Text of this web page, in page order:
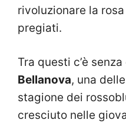
rivoluzionare la
pregiati.
Tra questi c’è
Bellanova, una
stagione dei
cresciuto nelle